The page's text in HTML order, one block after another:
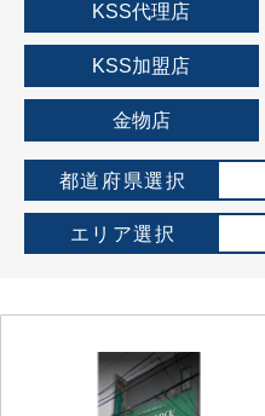
KSS代理店
KSS加盟店
金物店
都道府県選択
エリア選択